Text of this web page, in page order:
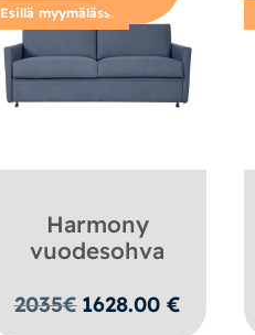
Esillä myymälässä
Harmony
vuodesohva
2035€ 1628.00 €